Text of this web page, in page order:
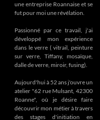
une entreprise Roannaise et se
fut pour moi une révélation.
Passionné par ce travail, j'ai
développé mon expérience
dans le verre ( vitrail, peinture
sur verre, Tiffany, mosaïque,
dalle de verre, miroir, fusing).
Aujourd'hui à 52 ans j'ouvre un
atelier "62 rue Mulsant, 42300
Roanne", où je désire faire
découvrir mon métier à travers
des stages d'initiation en